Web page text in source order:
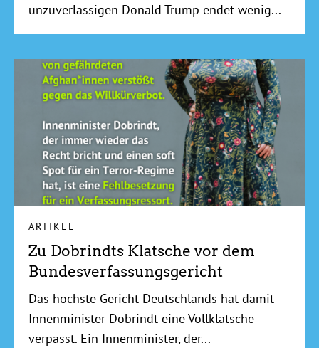
unzuverlässigen Donald Trump endet wenig...
ARTIKEL
Zu Dobrindts Klatsche vor dem
Bundesverfassungsgericht
Das höchste Gericht Deutschlands hat damit
Innenminister Dobrindt eine Vollklatsche
verpasst. Ein Innenminister, der...